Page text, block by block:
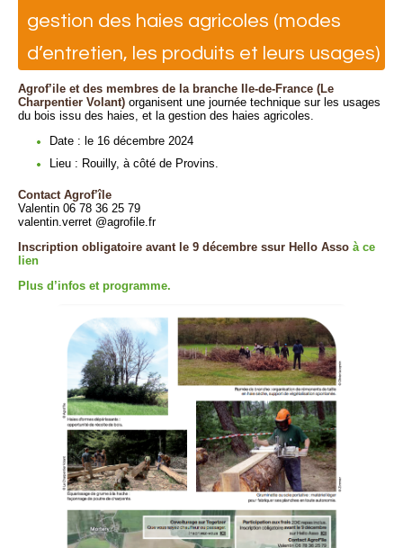
gestion des haies agricoles (modes
d’entretien, les produits et leurs usages)
Agrof’ile et des membres de la branche Ile-de-France (Le
Charpentier Volant) organisent une journée technique sur les usages
du bois issu des haies, et la gestion des haies agricoles.
Date : le 16 décembre 2024
Lieu : Rouilly, à côté de Provins.
Contact Agrof’île
Valentin 06 78 36 25 79
valentin.verret @agrofile.fr
Inscription obligatoire avant le 9 décembre ssur Hello Asso à ce
lien
Plus d’infos et programme.